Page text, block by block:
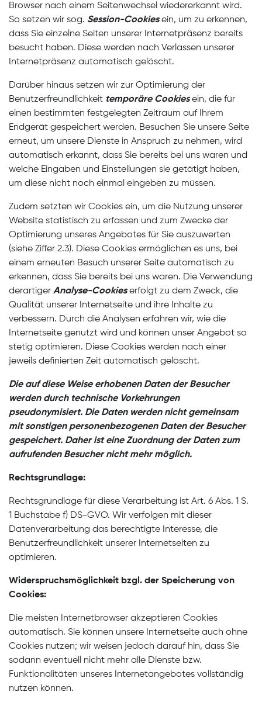
Browser nach einem Seitenwechsel wiedererkannt wird.
So setzen wir sog. Session-Cookiesein, um zu erkennen,
dass Sie einzelne Seiten unserer Internetpräsenz bereits
besucht haben. Diese werden nach Verlassen unserer
Internetpräsenz automatisch gelöscht.
Darüber hinaus setzen wir zur Optimierung der
Benutzerfreundlichkeit temporäre Cookiesein, die für
einen bestimmten festgelegten Zeitraum auf Ihrem
Endgerät gespeichert werden. Besuchen Sie unsere Seite
erneut, um unsere Dienste in Anspruch zu nehmen, wird
automatisch erkannt, dass Sie bereits bei uns waren und
welche Eingaben und Einstellungen sie getätigt haben,
um diese nicht noch einmal eingeben zu müssen.
Zudem setzten wir Cookies ein, um die Nutzung unserer
Website statistisch zu erfassen und zum Zwecke der
Optimierung unseres Angebotes für Sie auszuwerten
(siehe Ziffer 2.3). Diese Cookies ermöglichen es uns, bei
einem erneuten Besuch unserer Seite automatisch zu
erkennen, dass Sie bereits bei uns waren. Die Verwendung
derartiger Analyse-Cookieserfolgt zu dem Zweck, die
Qualität unserer Internetseite und ihre Inhalte zu
verbessern. Durch die Analysen erfahren wir, wie die
Internetseite genutzt wird und können unser Angebot so
stetig optimieren. Diese Cookies werden nach einer
jeweils definierten Zeit automatisch gelöscht.
Die auf diese Weise erhobenen Daten der Besucher
werden durch technische Vorkehrungen
pseudonymisiert. Die Daten werden nicht gemeinsam
mit sonstigen personenbezogenen Daten der Besucher
gespeichert. Daher ist eine Zuordnung der Daten zum
aufrufenden Besucher nicht mehr möglich.
Rechtsgrundlage:
Rechtsgrundlage für diese Verarbeitung ist Art. 6 Abs. 1 S.
1 Buchstabe f) DS-GVO. Wir verfolgen mit dieser
Datenverarbeitung das berechtigte Interesse, die
Benutzerfreundlichkeit unserer Internetseiten zu
optimieren.
Widerspruchsmöglichkeit bzgl. der Speicherung von
Cookies:
Die meisten Internetbrowser akzeptieren Cookies
automatisch. Sie können unsere Internetseite auch ohne
Cookies nutzen; wir weisen jedoch darauf hin, dass Sie
sodann eventuell nicht mehr alle Dienste bzw.
Funktionalitäten unseres Internetangebotes vollständig
nutzen können.